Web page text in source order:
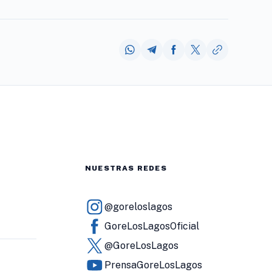
NUESTRAS REDES
@goreloslagos
GoreLosLagosOficial
@GoreLosLagos
PrensaGoreLosLagos